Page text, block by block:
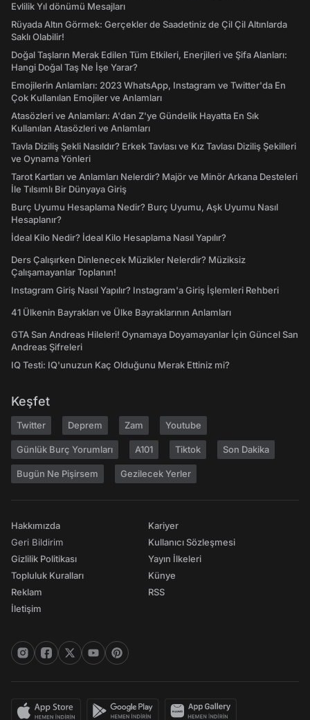
Evlilik Yıl dönümü Mesajları
Rüyada Altın Görmek: Gerçekler de Saadetiniz de Çil Çil Altınlarda
Saklı Olabilir!
Doğal Taşların Merak Edilen Tüm Etkileri, Enerjileri ve Şifa Alanları:
Hangi Doğal Taş Ne İşe Yarar?
Emojilerin Anlamları: 2023 WhatsApp, Instagram ve Twitter'da En
Çok Kullanılan Emojiler ve Anlamları
Atasözleri ve Anlamları: A'dan Z'ye Gündelik Hayatta En Sık
Kullanılan Atasözleri ve Anlamları
Tavla Diziliş Şekli Nasıldır? Erkek Tavlası ve Kız Tavlası Diziliş Şekilleri
ve Oynama Yönleri
Tarot Kartları ve Anlamları Nelerdir? Majör ve Minör Arkana Desteleri
İle Tılsımlı Bir Dünyaya Giriş
Burç Uyumu Hesaplama Nedir? Burç Uyumu, Aşk Uyumu Nasıl
Hesaplanır?
İdeal Kilo Nedir? İdeal Kilo Hesaplama Nasıl Yapılır?
Ders Çalışırken Dinlenecek Müzikler Nelerdir? Müziksiz
Çalışamayanlar Toplanın!
Instagram Giriş Nasıl Yapılır? Instagram'a Giriş İşlemleri Rehberi
41 Ülkenin Bayrakları ve Ülke Bayraklarının Anlamları
GTA San Andreas Hileleri! Oynamaya Doyamayanlar İçin Güncel San
Andreas Şifreleri
IQ Testi: IQ'unuzun Kaç Olduğunu Merak Ettiniz mi?
Keşfet
Twitter Deprem Zam Youtube
Günlük Burç Yorumları A101 Tiktok Son Dakika
Bugün Ne Pişirsem Gezilecek Yerler
Hakkımızda
Geri Bildirim
Gizlilik Politikası
Topluluk Kuralları
Reklam
İletişim
Kariyer
Kullanıcı Sözleşmesi
Yayın İlkeleri
Künye
RSS